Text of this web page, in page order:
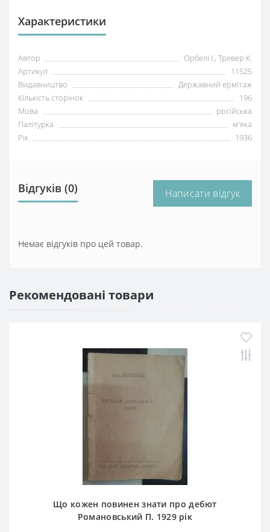
Характеристики
Автор
Орбелі І., Тревер К.
Артикул
11525
Видавництво
Державний ермітаж
Кількість сторінок
196
Мова
російська
Палітурка
м'яка
Рік
1936
Відгуків (0) Написати відгук
Немає відгуків про цей товар.
Рекомендовані товари
Що кожен повинен знати про дебют
Романовський П. 1929 рік